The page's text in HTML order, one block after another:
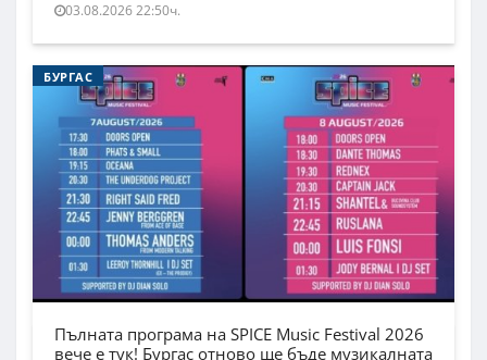
03.08.2026 22:50ч.
БУРГАС
Пълната програма на SPICE Music Festival 2026
вече е тук! Бургас отново ще бъде музикалната